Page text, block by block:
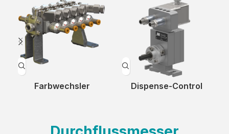
Farbwechsler Dispense-Control